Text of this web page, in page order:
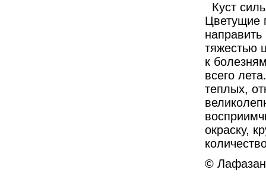
Куст
Цветущие
тяжестью
к
всего
теплых,
окраску,
©